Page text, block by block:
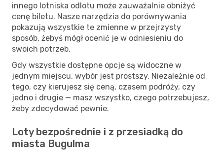
innego lotniska odlotu może zauważalnie obniżyć
cenę biletu. Nasze narzędzia do porównywania
pokazują wszystkie te zmienne w przejrzysty
sposób, żebyś mógł ocenić je w odniesieniu do
swoich potrzeb.
Gdy wszystkie dostępne opcje są widoczne w
jednym miejscu, wybór jest prostszy. Niezależnie od
tego, czy kierujesz się ceną, czasem podróży, czy
jedno i drugie — masz wszystko, czego potrzebujesz,
żeby zdecydować pewnie.
Loty bezpośrednie i z przesiadką do
miasta Bugulma